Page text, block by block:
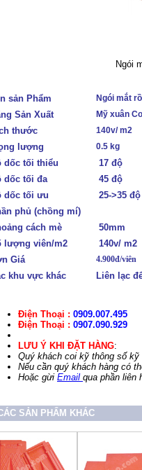
Ngói
sản Phẩm Ngói mắt
Sản Xuất Mỹ xuân
thước 140v/ m2
lượng 0.5 kg
dốc tối thiểu
17 độ
dốc tối đa
45 độ
dốc tối ưu
25->35 độ
phủ (chồng mí)
cách mè
50mm
lượng viên/m2
140v/ m2
Giá
4.900đ/viên
khu vực khác Liên lạc
Điện Thoại : 0909.007.495
Điện Thoại : 0907.090.929
LƯU Ý KHI ĐẶT HÀNG:
Quý khách coi kỹ thông số
Nếu cần quý khách hàng có
Hoặc gừi Email qua phần liên
SẢN PHẨM KHÁC